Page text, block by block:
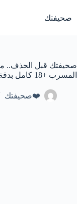
المحتوى
صحيفتك
صحيفتك قبل الحذف..
المسرب +18 كامل بدقة عالية
❤️صحيفتك